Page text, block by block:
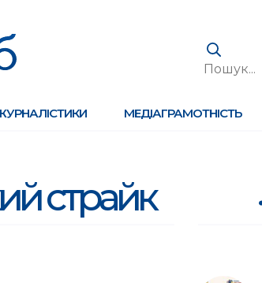
МЕДІАГРАМОТНІСТЬ
страйк